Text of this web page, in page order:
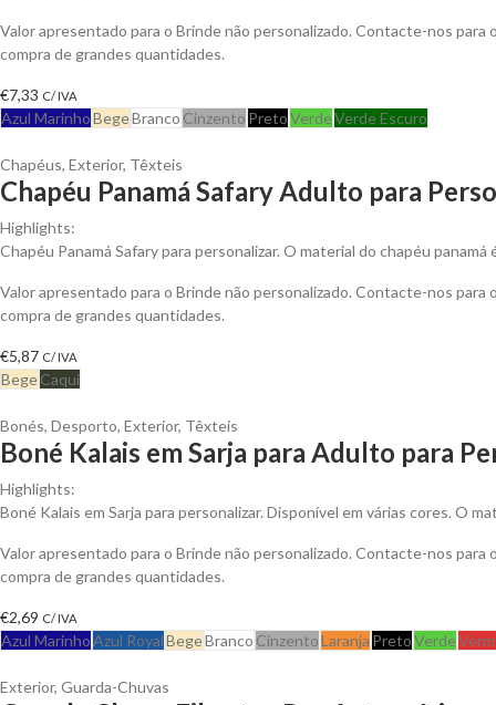
Valor apresentado para o Brinde não personalizado. Contacte-nos para
compra de grandes quantidades.
€7,33 C/ IVA
Azul MarinhoBegeBranco Cinzento PretoVerdeVerde Escuro
Chapéus, Exterior, Têxteis
Chapéu Panamá Safary Adulto para
Highlights:
Chapéu Panamá Safary para personalizar. O material do chapéu panamá
Valor apresentado para o Brinde não personalizado. Contacte-nos para
compra de grandes quantidades.
€5,87 C/ IVA
BegeCaqui
Bonés, Desporto, Exterior, Têxteis
Boné Kalais em Sarja para Adulto para
Highlights:
Boné Kalais em Sarja para personalizar. Disponível em várias cores. O
Valor apresentado para o Brinde não personalizado. Contacte-nos para
compra de grandes quantidades.
€2,69 C/ IVA
Azul MarinhoAzul RoyalBegeBranco CinzentoLaranja PretoVerde
Exterior, Guarda-Chuvas